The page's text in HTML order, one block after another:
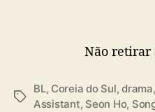
Não retirar
T
BL, Coreia do Sul,drama,
Assistant, Seon Ho,